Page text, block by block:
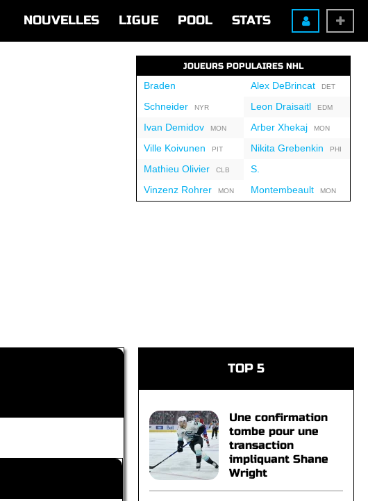
NOUVELLES LIGUE POOL STATS
JOUEURS POPULAIRES NHL
Braden
SchneiderNYR
Ivan DemidovMON
Ville Koivunen PIT
Mathieu OlivierCLB
Vinzenz RohrerMON
Alex DeBrincatDET
Leon Draisaitl EDM
Arber XhekajMON
Nikita Grebenkin PHI
S.
MontembeaultMON
TOP 5
Une confirmation
tombe pour une
transaction
impliquant Shane
Wright